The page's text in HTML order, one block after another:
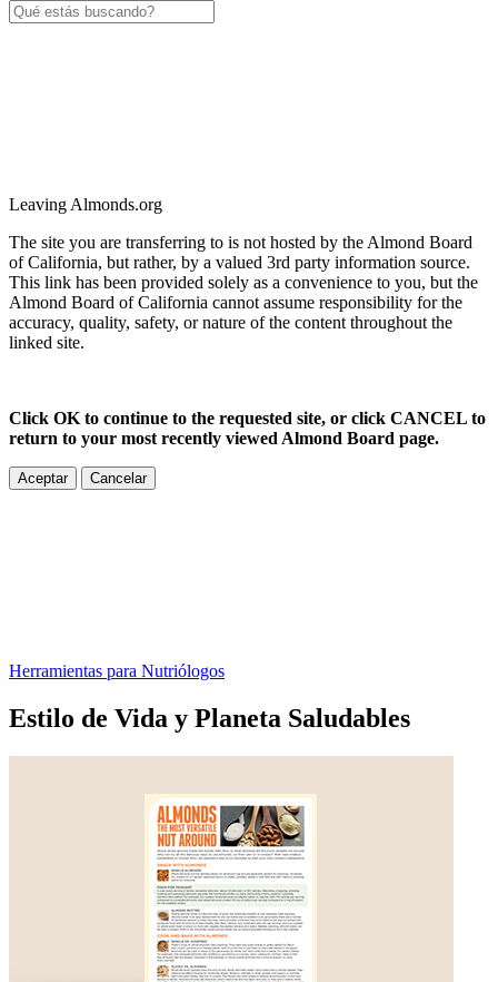
Leaving Almonds.org
The site you are transferring to is not hosted by the Almond Board
of California, but rather, by a valued 3rd party information source.
This link has been provided solely as a convenience to you, but the
Almond Board of California cannot assume responsibility for the
accuracy, quality, safety, or nature of the content throughout the
linked site.
Click OK to continue to the requested site, or click CANCEL to
return to your most recently viewed Almond Board page.
Aceptar Cancelar
Herramientas para Nutriólogos
Estilo de Vida y Planeta Saludables